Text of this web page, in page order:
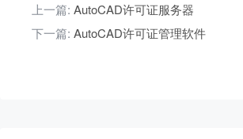
上一篇: AutoCAD许可证服务器
下一篇: AutoCAD许可证管理软件